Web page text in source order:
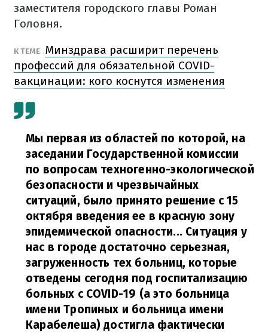
заместителя городского главы Роман
Головня.
К ТЕМЕ Минздрава расширит перечень
профессий для обязательной COVID-
вакцинации: кого коснутся изменения
Мы первая из областей по которой, на
заседании Государственной комиссии
по вопросам техногенно-экологической
безопасности и чрезвычайных
ситуаций, было принято решение с 15
октября введения ее в красную зону
эпидемической опасности... Ситуация у
нас в городе достаточно серьезная,
загруженность тех больниц, которые
отведены сегодня под госпитализацию
больных с COVID-19 (а это больница
имени Тропиных и больница имени
Карабелеша) достигла фактически